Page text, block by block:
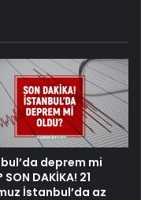
deprem mi
DAKİKA! 21
İstanbul’da az